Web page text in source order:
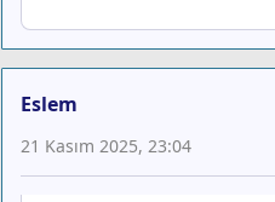
Eslem
21 Kasım 2025, 23:04